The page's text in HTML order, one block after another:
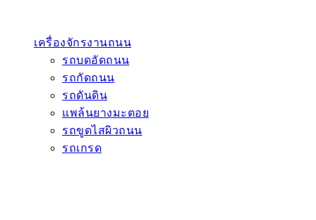
เครื่องจักรงานถนน
รถบดอัดถนน
รถกัดถนน
รถดันดิน
แพล้นยางมะตอย
รถขูดไสผิวถนน
รถเกรด